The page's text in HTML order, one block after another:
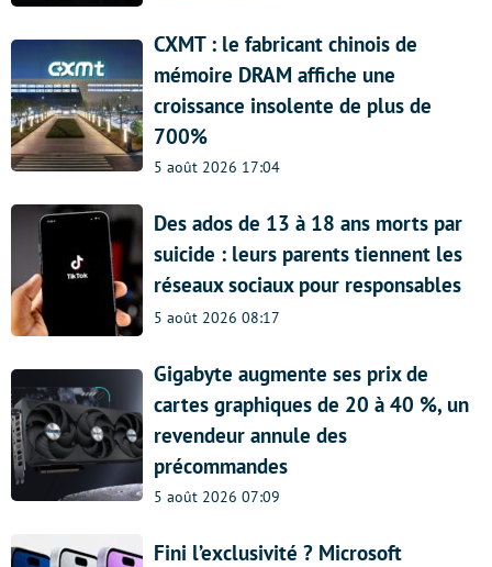
CXMT : le fabricant chinois de
mémoire DRAM affiche une
croissance insolente de plus de
700%
5 août 2026 17:04
Des ados de 13 à 18 ans morts par
suicide : leurs parents tiennent les
réseaux sociaux pour responsables
5 août 2026 08:17
Gigabyte augmente ses prix de
cartes graphiques de 20 à 40 %, un
revendeur annule des
précommandes
5 août 2026 07:09
Fini l’exclusivité ? Microsoft